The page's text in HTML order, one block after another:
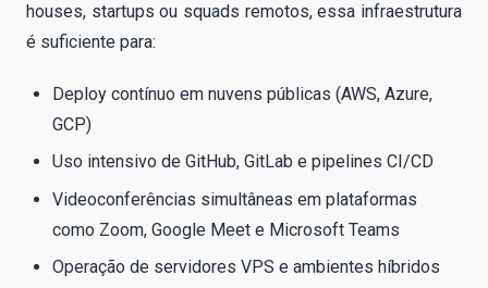
houses, startups ou squads remotos, essa infraestrutura
é suficiente para:
Deploy contínuo em nuvens públicas (AWS, Azure,
GCP)
Uso intensivo de GitHub, GitLab e pipelines CI/CD
Videoconferências simultâneas em plataformas
como Zoom, Google Meet e Microsoft Teams
Operação de servidores VPS e ambientes híbridos